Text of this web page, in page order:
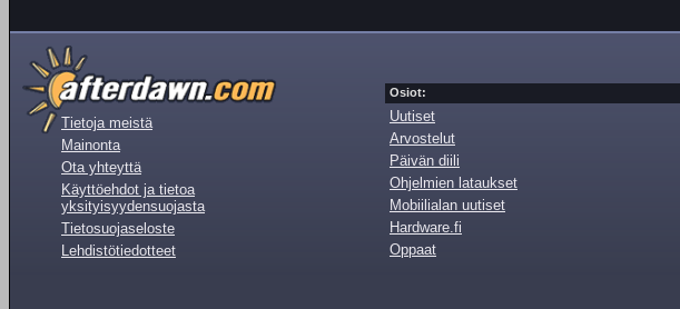
Tietoja meistä
Mainonta
Ota yhteyttä
Käyttöehdot ja tietoa
yksityisyydensuojasta
Tietosuojaseloste
Lehdistötiedotteet
Osiot:
Uutiset
Arvostelut
Päivän diili
Ohjelmien lataukset
Mobiilialan uutiset
Hardware.fi
Oppaat